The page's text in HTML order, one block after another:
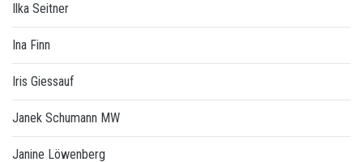
Ilka Seitner
Ina Finn
Iris Giessauf
Janek Schumann MW
Janine Löwenberg